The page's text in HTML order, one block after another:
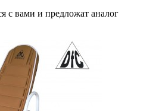
с вами и предложат аналог